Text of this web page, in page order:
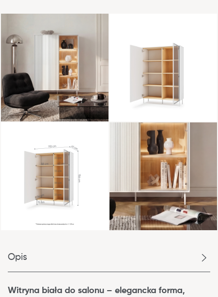
Opis
Witryna biała do salonu – elegancka forma,